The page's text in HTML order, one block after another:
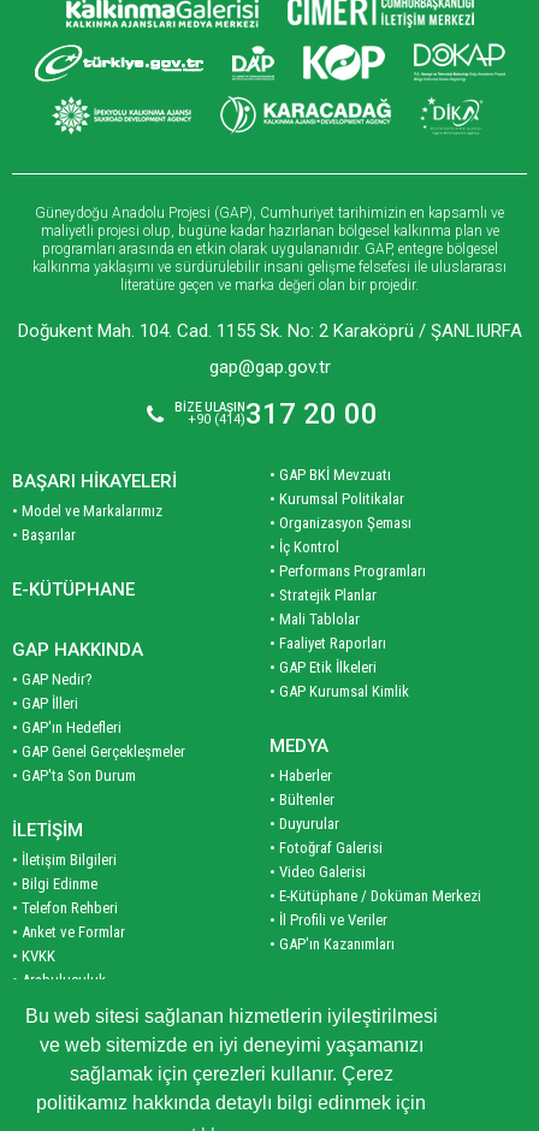
Bu web sitesi sağlanan hizmetlerin iyileştirilmesi
ve web sitemizde en iyi deneyimi yaşamanızı
sağlamak için çerezleri kullanır. Çerez
politikamız hakkında detaylı bilgi edinmek için
Güneydoğu Anadolu Projesi (GAP), Cumhuriyet tarihimizin en kapsamlı ve
maliyetli projesi olup, bugüne kadar hazırlanan bölgesel kalkınma plan ve
programları arasında en etkin olarak uygulananıdır. GAP, entegre bölgesel
kalkınma yaklaşımı ve sürdürülebilir insani gelişme felsefesi ile uluslararası
literatüre geçen ve marka değeri olan bir projedir.
Doğukent Mah. 104. Cad. 1155 Sk. No: 2 Karaköprü / ŞANLIURFA
gap@gap.gov.tr
BİZE ULAŞIN
+90 (414)317 20 00
BAŞARI HİKAYELERİ
• Model ve Markalarımız
• Başarılar
E-KÜTÜPHANE
GAP HAKKINDA
• GAP Nedir?
• GAP İlleri
• GAP'ın Hedefleri
• GAP Genel Gerçekleşmeler
• GAP'ta Son Durum
İLETİŞİM
• İletişim Bilgileri
• Bilgi Edinme
• Telefon Rehberi
• Anket ve Formlar
• KVKK
• Arabuluculuk
• Site Haritası
KURUMSAL
• Yöneticilerimiz
• GAP BKİ Mevzuatı
• Kurumsal Politikalar
• Organizasyon Şeması
• İç Kontrol
• Performans Programları
• Stratejik Planlar
• Mali Tablolar
• Faaliyet Raporları
• GAP Etik İlkeleri
• GAP Kurumsal Kimlik
MEDYA
• Haberler
• Bültenler
• Duyurular
• Fotoğraf Galerisi
• Video Galerisi
• E-Kütüphane / Doküman Merkezi
• İl Profili ve Veriler
• GAP'ın Kazanımları
• Planlar
• Programlar
• İş Birliği Programları